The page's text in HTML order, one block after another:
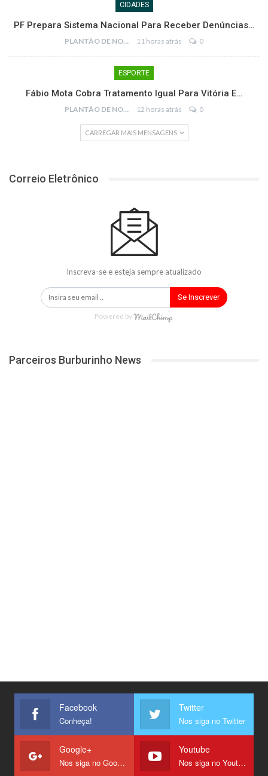
CIDADES
PF Prepara Sistema Nacional Para Receber Denúncias…
PLANTÃO DE NOTÍCIAS 11 horas atrás 0
ESPORTE
Fábio Mota Cobra Tratamento Igual Para Vitória E…
PLANTÃO DE NOTÍCIAS 12 horas atrás 0
CARREGAR MAIS MENSAGENS
Correio Eletrônico
Inscreva-se e esteja sempre atualizado
Se Inscrever
Powered by
Parceiros Burburinho News
Facebook
Conheça!
Twitter
Nos siga no Twitter
Google+
Nos siga no Google +
Youtube
Nos siga no Youtube